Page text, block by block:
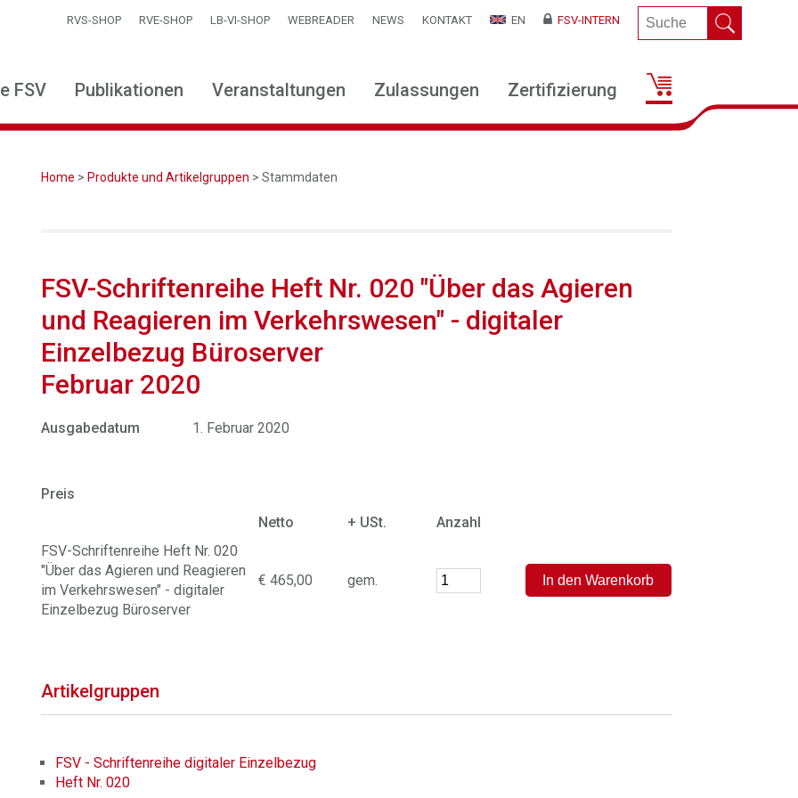
RVS-SHOP RVE-SHOP LB-VI-SHOP WEBREADER NEWS KONTAKT EN FSV-INTERN
FSV Publikationen Veranstaltungen Zulassungen Zertifizierung
Home > Produkte und Artikelgruppen > Stammdaten
FSV-Schriftenreihe Heft Nr. 020 "Über das Agieren
und Reagieren im Verkehrswesen" - digitaler
Einzelbezug Büroserver
Februar 2020
Ausgabedatum 1. Februar 2020
Preis
Netto
+ USt.
Anzahl
FSV-Schriftenreihe Heft Nr. 020
"Über das Agieren und Reagieren
im Verkehrswesen" - digitaler
Einzelbezug Büroserver
€ 465,00 gem.
Artikelgruppen
FSV - Schriftenreihe digitaler Einzelbezug
Heft Nr. 020